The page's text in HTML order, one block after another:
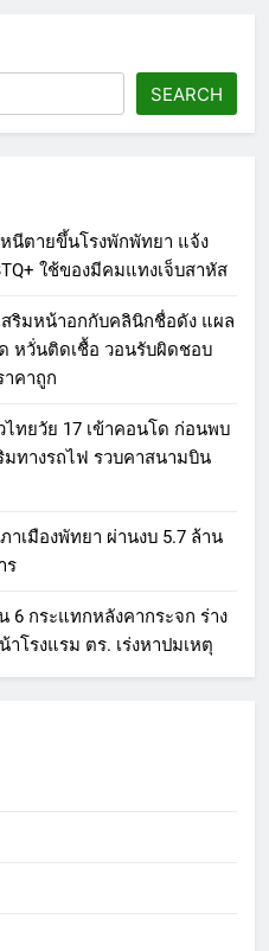
SEARCH
ตายขึ้นโรงพักพัทยา แจ้ง
ใช้ของมีคมแทงเจ็บสาหัส
สริมหน้าอกกับคลินิกชื่อดัง แผล
หวั่นติดเชื้อ วอนรับผิดชอบ
าคาถูก
ทยวัย 17 เข้าคอนโด ก่อนพบ
มทางรถไฟ รวบคาสนามบิน
เมืองพัทยา ผ่านงบ 5.7 ล้าน
ร
กระแทกหลังคากระจก ร่าง
โรงแรม ตร. เร่งหาปมเหตุ